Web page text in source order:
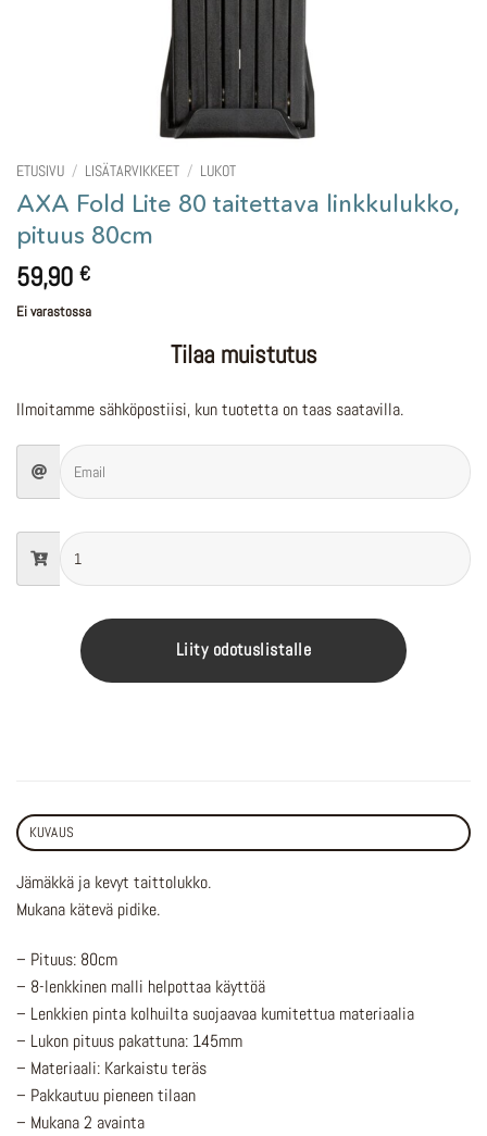
ETUSIVU / LISÄTARVIKKEET / LUKOT
AXA Fold Lite 80 taitettava linkkulukko,
pituus 80cm
59,90 €
Ei varastossa
Tilaa muistutus
Ilmoitamme sähköpostiisi, kun tuotetta on taas saatavilla.
Liity odotuslistalle
KUVAUS
Jämäkkä ja kevyt taittolukko.
Mukana kätevä pidike.
– Pituus: 80cm
– 8-lenkkinen malli helpottaa käyttöä
– Lenkkien pinta kolhuilta suojaavaa kumitettua materiaalia
– Lukon pituus pakattuna: 145mm
– Materiaali: Karkaistu teräs
– Pakkautuu pieneen tilaan
– Mukana 2 avainta